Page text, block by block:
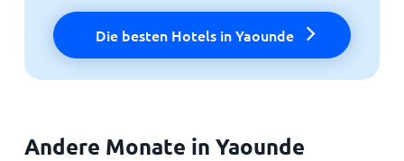
Die besten Hotels in Yaounde
Andere Monate in Yaounde